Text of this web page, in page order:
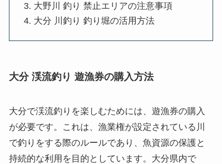
大野川 釣り 禁止エリアの注意事項
大分 川釣り 釣り堀の活用方法
大分 渓流釣り 遊漁券の購入方法
大分で渓流釣りを楽しむためには、遊漁券の購入
が必要です。これは、漁業権が設定されている川
で釣りをする際のルールであり、魚資源の保護と
持続的な利用を目的としています。大分県内で